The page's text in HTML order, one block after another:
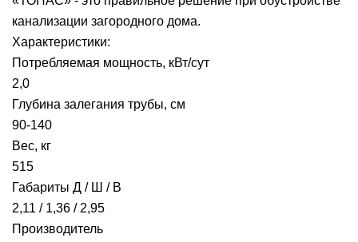
канализации загородного дома.
Характеристики:
Потребляемая мощность, кВт/сут
2,0
Глубина залегания трубы, см
90-140
Вес, кг
515
Габариты Д / Ш / В
2,11 / 1,36 / 2,95
Производитель